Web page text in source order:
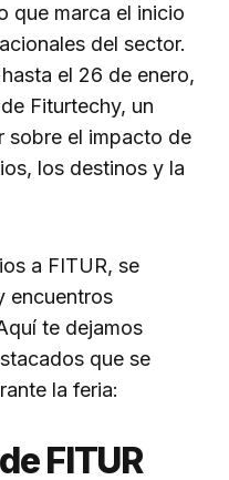
que marca el inicio
del sector.
el 26 de enero,
Fiturtechy, un
sobre el impacto de
los destinos y la
a FITUR, se
encuentros
te dejamos
que se
la feria:
FITUR